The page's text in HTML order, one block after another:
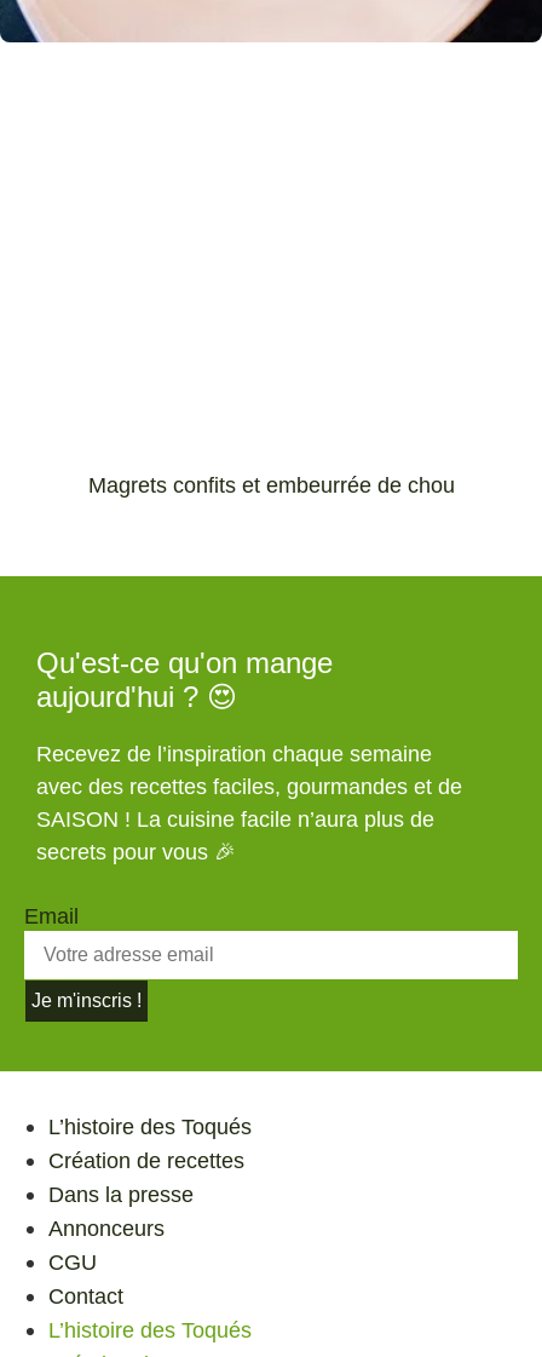
Magrets confits et embeurrée de chou
Qu'est-ce qu'on mange
aujourd'hui ? 😍
Recevez de l’inspiration chaque semaine
avec des recettes faciles, gourmandes et de
SAISON ! La cuisine facile n’aura plus de
secrets pour vous 🎉
Email
Je m'inscris !
L’histoire des Toqués
Création de recettes
Dans la presse
Annonceurs
CGU
Contact
L’histoire des Toqués